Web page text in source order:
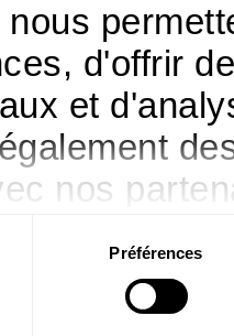
d'offrir
et
nos
lors de
Préférences